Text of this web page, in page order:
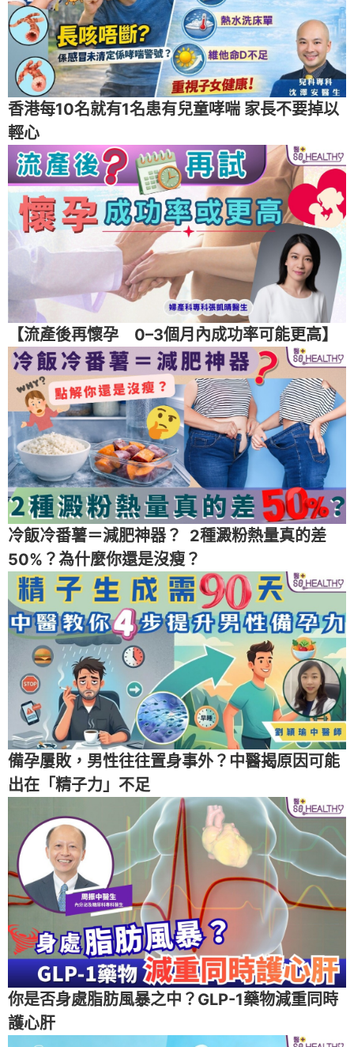
香港每10名就有1名患有兒童哮喘 家長不要掉以
輕心
【流產後再懷孕 0–3個月內成功率可能更高】
冷飯冷番薯＝減肥神器？ 2種澱粉熱量真的差
50%？為什麼你還是沒瘦？
備孕屢敗，男性往往置身事外？中醫揭原因可能
出在「精子力」不足
你是否身處脂肪風暴之中？GLP-1藥物減重同時
護心肝